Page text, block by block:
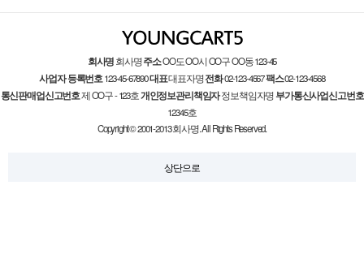
회사명회사명주소OO도 OO시 OO구 OO동 123-45
사업자 등록번호123-45-67890대표대표자명전화02-123-4567팩스02-123-4568
통신판매업신고번호제 OO구 - 123호개인정보관리책임자정보책임자명부가통신사업신고번호
12345호
Copyright © 2001-2013 회사명. All Rights Reserved.
상단으로